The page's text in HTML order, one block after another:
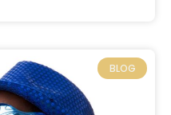
BLOG